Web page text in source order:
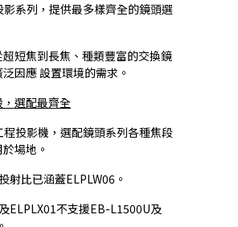
系列，提供最多樣齊全的鏡頭選
短焦到長焦、種類豐富的交換鏡
因應 設置環境的需求。
選配最齊全
投影機，選配鏡頭系列各種焦段
場地。
射比已涵蓋ELPLW06。
ELPLX01不支援EB-L1500U及